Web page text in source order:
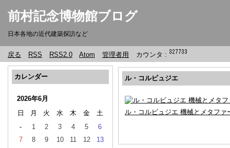
前村記念博物館ブログ
日本各地の近代建築探訪など
戻る RSS RSS2.0 Atom 管理者用 カウンタ :
カレンダー
2026年6月
日
月 火 水 木 金
土
-
1 2 3 4 5
6
7
8 9 10 11 12
13
ル・コルビュジエ
ル・コルビュジエ 機械とメタファ